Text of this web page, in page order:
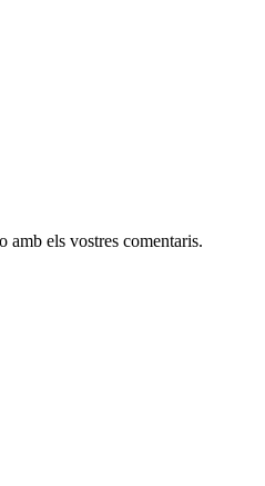
els vostres comentaris.